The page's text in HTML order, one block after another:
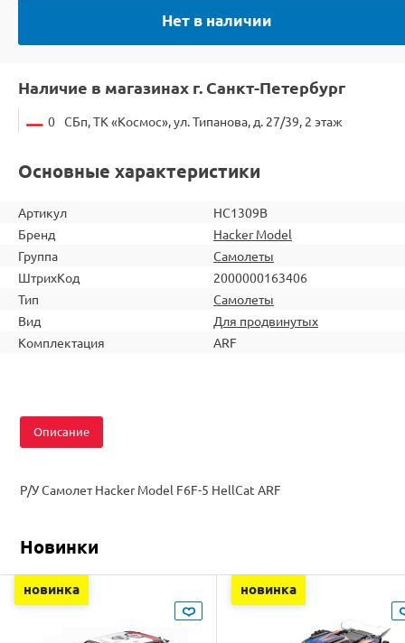
Нет в наличии
Наличие в магазинах г. Санкт-Петербург
0 СБп, ТК «Космос», ул. Типанова, д. 27/39, 2 этаж
Основные характеристики
Артикул
HC1309B
Бренд
Hacker Model
Группа
Самолеты
ШтрихКод
2000000163406
Тип
Самолеты
Вид
Для продвинутых
Комплектация
ARF
Описание
Р/У Самолет Hacker Model F6F-5 HellCat ARF
Новинки
новинка новинка